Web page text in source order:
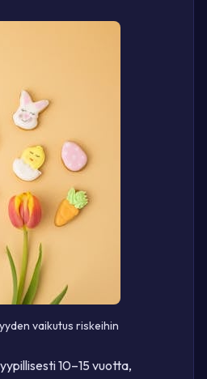
vaikutus riskeihin
10–15 vuotta,